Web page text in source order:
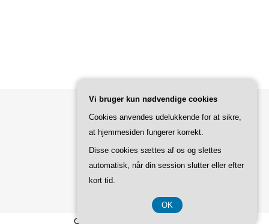
Bard Tema afWP Royal .
TILBAGE TIL TOPPEN
CVR-Nummer DK37 40 77 39
Vi bruger kun nødvendige cookies
Cookies anvendes udelukkende for at sikre,
at hjemmesiden fungerer korrekt.
Disse cookies sættes af os og slettes
automatisk, når din session slutter eller efter
kort tid.
OK